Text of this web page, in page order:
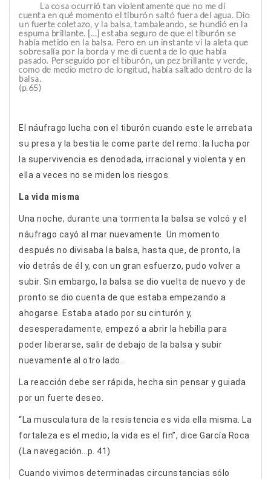
La cosa ocurrió tan violentamente que no me di
cuenta en qué momento el tiburón saltó fuera del agua. Dio
un fuerte coletazo, y la balsa, tambaleando, se hundió en la
espuma brillante. […] estaba seguro de que el tiburón se
había metido en la balsa. Pero en un instante vi la aleta que
sobresalía por la borda y me di cuenta de lo que había
pasado. Perseguido por el tiburón, un pez brillante y verde,
como de medio metro de longitud, había saltado dentro de la
balsa.
(p.65)
El náufrago lucha con el tiburón cuando este le arrebata
su presa y la bestia le come parte del remo: la lucha por
la supervivencia es denodada, irracional y violenta y en
ella a veces no se miden los riesgos.
La vida misma
Una noche, durante una tormenta la balsa se volcó y el
náufrago cayó al mar nuevamente. Un momento
después no divisaba la balsa, hasta que, de pronto, la
vio detrás de él y, con un gran esfuerzo, pudo volver a
subir. Sin embargo, la balsa se dio vuelta de nuevo y de
pronto se dio cuenta de que estaba empezando a
ahogarse. Estaba atado por su cinturón y,
desesperadamente, empezó a abrir la hebilla para
poder liberarse, salir de debajo de la balsa y subir
nuevamente al otro lado.
La reacción debe ser rápida, hecha sin pensar y guiada
por un fuerte deseo.
“La musculatura de la resistencia es vida ella misma. La
fortaleza es el medio, la vida es el fin”, dice García Roca
(La navegación…p. 41)
Cuando vivimos determinadas circunstancias sólo